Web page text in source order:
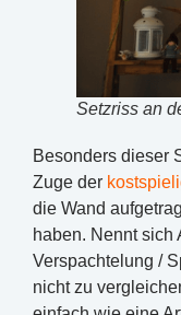
Setzriss an
Besonders dieser
Zuge der
die Wand
haben. Nennt sich
Verspachtelung /
nicht zu